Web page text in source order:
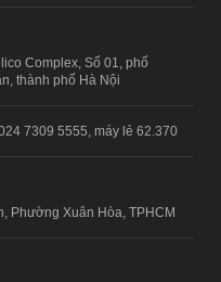
Complex, Số 01, phố
thành phố Hà Nội
7309 5555, máy lẻ 62.370
Phường Xuân Hòa, TPHCM